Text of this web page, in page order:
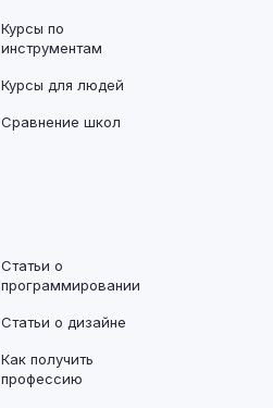
Курсы по
инструментам
Курсы для людей
Сравнение школ
Статьи о
программировании
Статьи о дизайне
Как получить
профессию